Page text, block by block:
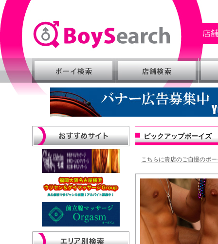
ピックアップボーイズ
こちらに貴店のご自慢のボ